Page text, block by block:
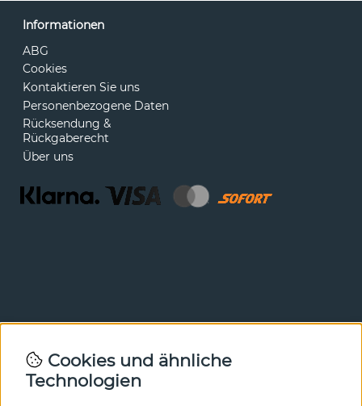
Informationen
ABG
Cookies
Kontaktieren Sie uns
Personenbezogene Daten
Rücksendung &
Rückgaberecht
Über uns
Newsletter
In unserem Newsletter erfahren Sie vor allen anderen
Cookies und ähnliche
Technologien